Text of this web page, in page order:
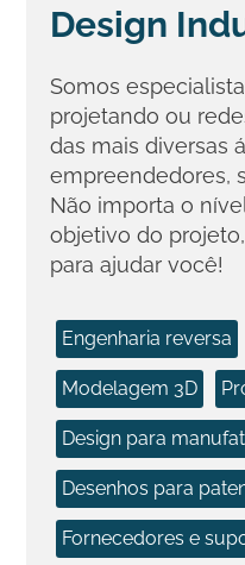
Design
Somos
projetando ou
das mais diversas
empreendedores,
Não importa o
objetivo do
para ajudar você!​
Engenharia reversa
Modelagem 3D
Design para
Desenhos para
Fornecedores e